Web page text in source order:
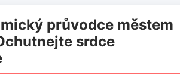
průvodce městem
srdce